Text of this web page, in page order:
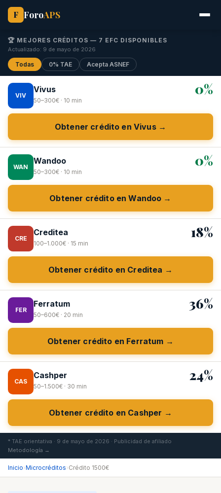
F ForoAPS
🏆 MEJORES CRÉDITOS — 7 EFC DISPONIBLES
Actualizado: 9 de mayo de 2026
Todas 0% TAE Acepta ASNEF
VIV
Vivus
50–300€ · 10 min
0%
Obtener crédito en Vivus →
WAN
Wandoo
50–300€ · 10 min
0%
Obtener crédito en Wandoo →
CRE
Creditea
100–1.000€ · 15 min
18%
Obtener crédito en Creditea →
FER
Ferratum
50–600€ · 20 min
36%
Obtener crédito en Ferratum →
CAS
Cashper
50–1.500€ · 30 min
24%
Obtener crédito en Cashper →
* TAE orientativa · 9 de mayo de 2026 · Publicidad de afiliado
Metodología →
Inicio›Microcréditos›Crédito 1500€